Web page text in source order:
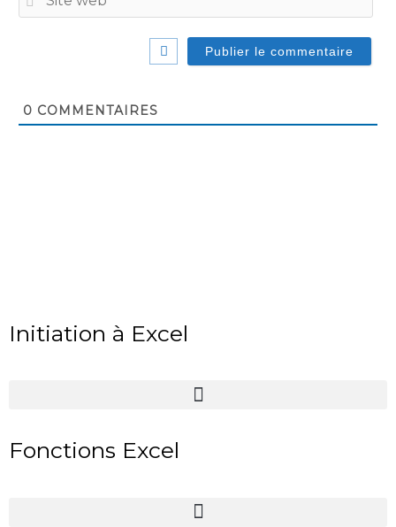
0 COMMENTAIRES
Initiation à Excel
Fonctions Excel